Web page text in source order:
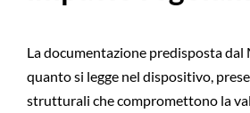
La documentazione predisposta
quanto si legge nel dispositivo,
strutturali che compromettono la